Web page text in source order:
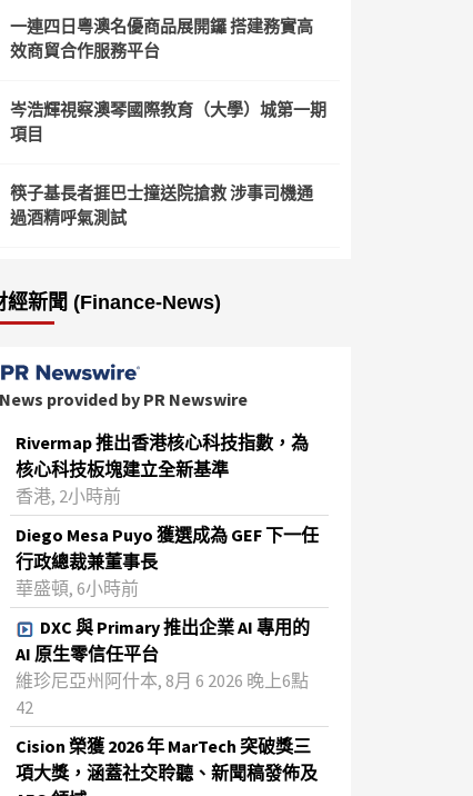
一連四日粵澳名優商品展開鑼 搭建務實高
效商貿合作服務平台
岑浩輝視察澳琴國際教育（大學）城第一期
項目
筷子基長者捱巴士撞送院搶救 涉事司機通
過酒精呼氣測試
經新聞 (Finance-News)
News provided by PR Newswire
Rivermap 推出香港核心科技指數，為
核心科技板塊建立全新基準
香港, 2小時前
Diego Mesa Puyo 獲選成為 GEF 下一任
行政總裁兼董事長
華盛頓, 6小時前
DXC 與 Primary 推出企業 AI 專用的
AI 原生零信任平台
維珍尼亞州阿什本, 8月 6 2026 晚上6點
42
Cision 榮獲 2026 年 MarTech 突破獎三
項大獎，涵蓋社交聆聽、新聞稿發佈及